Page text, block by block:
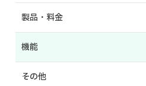
製品・料金
機能
その他